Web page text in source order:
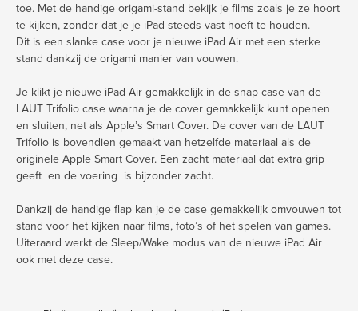
toe. Met de handige origami-stand bekijk je films zoals je ze hoort
te kijken, zonder dat je je iPad steeds vast hoeft te houden.
Dit is een slanke case voor je nieuwe iPad Air met een sterke
stand dankzij de origami manier van vouwen.
Je klikt je nieuwe iPad Air gemakkelijk in de snap case van de
LAUT Trifolio case waarna je de cover gemakkelijk kunt openen
en sluiten, net als Apple’s Smart Cover. De cover van de LAUT
Trifolio is bovendien gemaakt van hetzelfde materiaal als de
originele Apple Smart Cover. Een zacht materiaal dat extra grip
geeft en de voering is bijzonder zacht.
Dankzij de handige flap kan je de case gemakkelijk omvouwen tot
stand voor het kijken naar films, foto’s of het spelen van games.
Uiteraard werkt de Sleep/Wake modus van de nieuwe iPad Air
ook met deze case.